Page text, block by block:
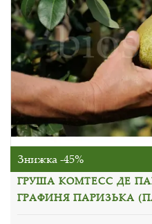
Знижка -45%
ГРУША КОМТЕСС ДЕ ПАРІ
ГРАФИНЯ ПАРИЗЬКА